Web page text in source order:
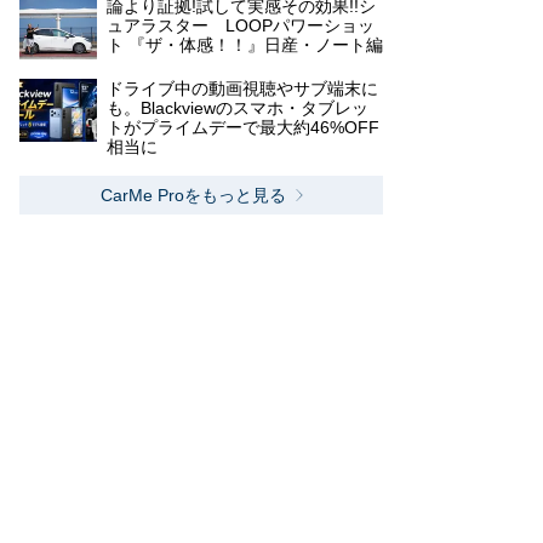
論より証拠!試して実感その効果!!シ
ュアラスター LOOPパワーショッ
ト 『ザ・体感！！』日産・ノート編
ドライブ中の動画視聴やサブ端末に
も。Blackviewのスマホ・タブレッ
トがプライムデーで最大約46%OFF
相当に
CarMe Proをもっと見る